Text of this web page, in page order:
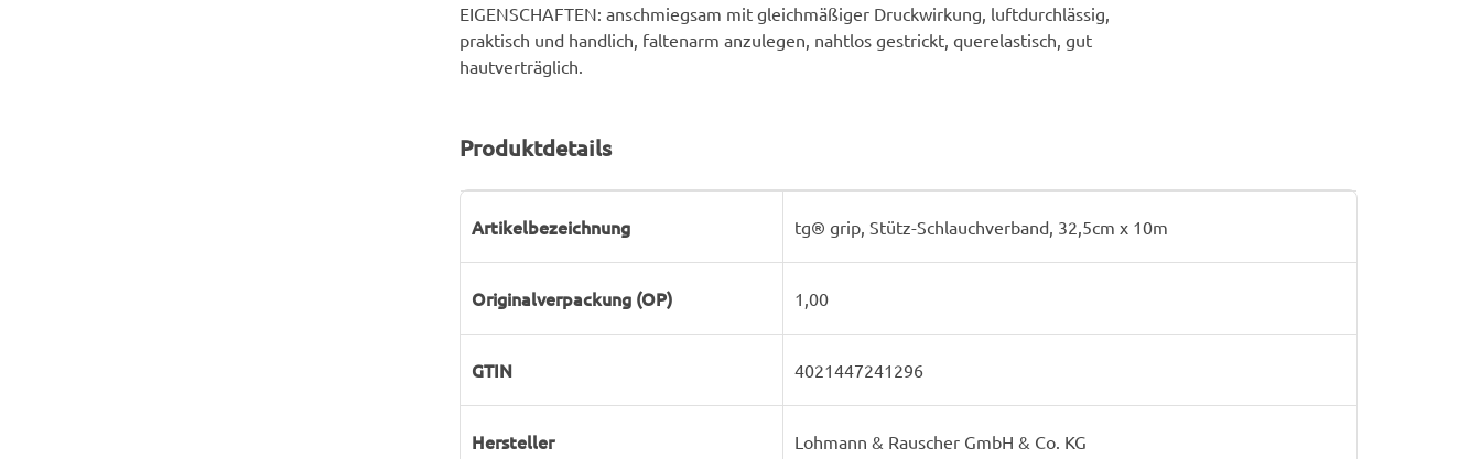
EIGENSCHAFTEN: anschmiegsam mit gleichmäßiger Druckwirkung, luftdurchlässig,
praktisch und handlich, faltenarm anzulegen, nahtlos gestrickt, querelastisch, gut
hautverträglich.
Produktdetails
Artikelbezeichnung tg® grip, Stütz-Schlauchverband, 32,5cm x 10m
Originalverpackung (OP) 1,00
GTIN 4021447241296
Hersteller Lohmann & Rauscher GmbH & Co. KG